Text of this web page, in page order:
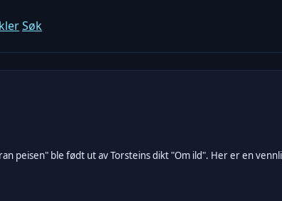
Søk
peisen" ble født ut av Torsteins dikt "Om ild". Her er en